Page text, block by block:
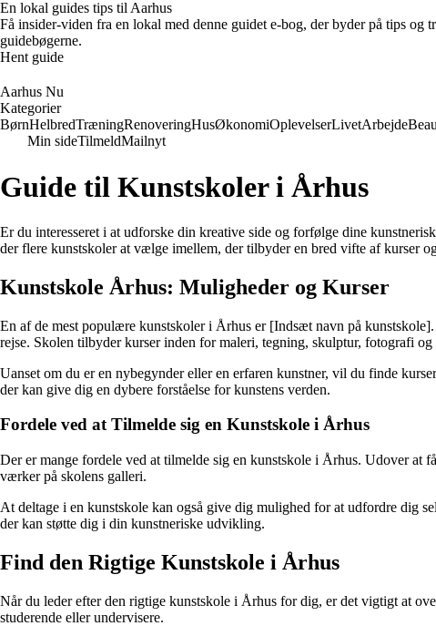
En lokal guides tips til Aarhus
Få insider-viden fra en lokal med denne guidet e-bog, der byder på tips
guidebøgerne.
Hent guide
Aarhus Nu
Kategorier
BørnHelbredTræningRenoveringHusØkonomiOplevelserLivetArbejde
Min sideTilmeldMailnyt
Guide til Kunstskoler i Århus
Er du interesseret i at udforske din kreative side og forfølge dine
der flere kunstskoler at vælge imellem, der tilbyder en bred vifte af kurser
Kunstskole Århus: Muligheder og Kurser
En af de mest populære kunstskoler i Århus er [Indsæt navn på
rejse. Skolen tilbyder kurser inden for maleri, tegning, skulptur, fotografi og
Uanset om du er en nybegynder eller en erfaren kunstner, vil du finde
der kan give dig en dybere forståelse for kunstens verden.
Fordele ved at Tilmelde sig en Kunstskole i Århus
Der er mange fordele ved at tilmelde sig en kunstskole i Århus. Udover at
værker på skolens galleri.
At deltage i en kunstskole kan også give dig mulighed for at udfordre dig
der kan støtte dig i din kunstneriske udvikling.
Find den Rigtige Kunstskole i Århus
Når du leder efter den rigtige kunstskole i Århus for dig, er det vigtigt at
studerende eller undervisere.